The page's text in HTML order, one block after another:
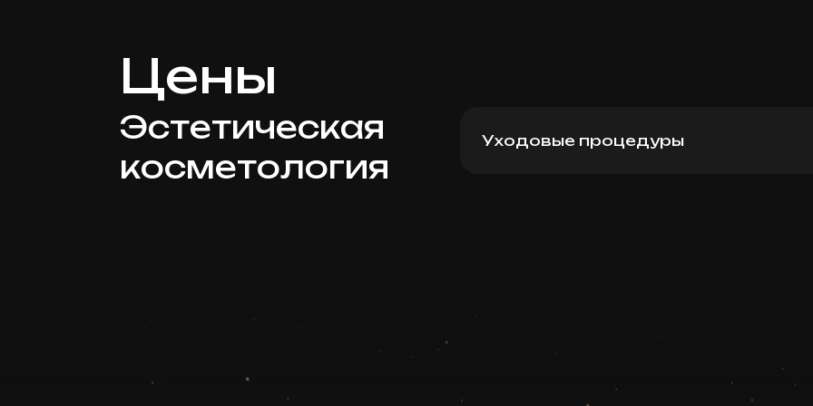
Цены
Эстетическая
косметология
Уходовые процедуры